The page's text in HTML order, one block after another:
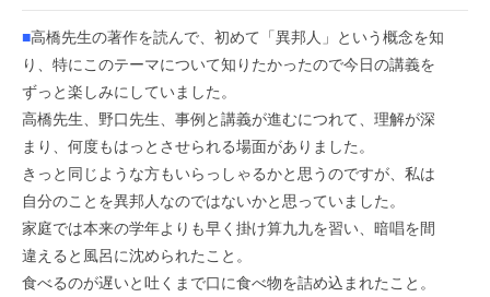
■高橋先生の著作を読んで、初めて「異邦人」という概念を知
り、特にこのテーマについて知りたかったので今日の講義を
ずっと楽しみにしていました。
高橋先生、野口先生、事例と講義が進むにつれて、理解が深
まり、何度もはっとさせられる場面がありました。
きっと同じような方もいらっしゃるかと思うのですが、私は
自分のことを異邦人なのではないかと思っていました。
家庭では本来の学年よりも早く掛け算九九を習い、暗唱を間
違えると風呂に沈められたこと。
食べるのが遅いと吐くまで口に食べ物を詰め込まれたこと。